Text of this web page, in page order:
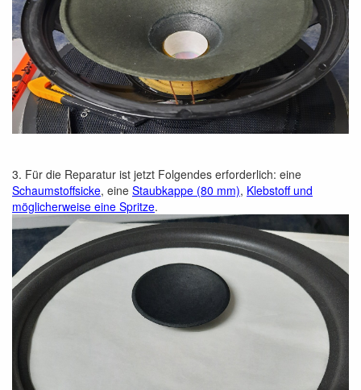
3. Für die Reparatur ist jetzt Folgendes erforderlich: eine
Schaumstoffsicke, eine Staubkappe (80 mm), Klebstoff und
möglicherweise eine Spritze.